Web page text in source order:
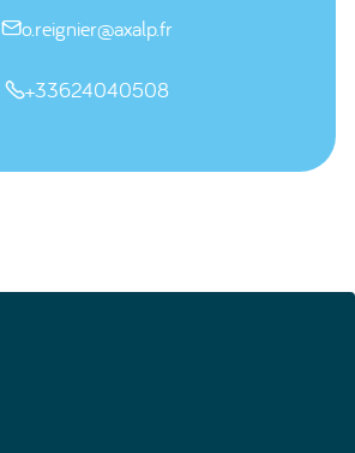
o.reignier@axalp.fr
+33624040508